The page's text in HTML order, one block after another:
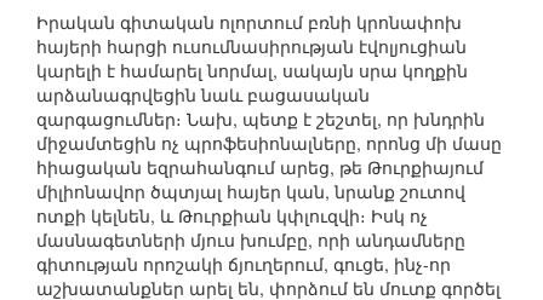
Իրական գիտական ոլորտում բռնի կրոնափոխ
հայերի հարցի ուսումնասիրության էվոլյուցիան
կարելի է համարել նորմալ, սակայն սրա կողքին
արձանագրվեցին նաև բացասական
զարգացումներ։ Նախ, պետք է շեշտել, որ խնդրին
միջամտեցին ոչ պրոֆեսիոնալները, որոնց մի մասը
հիացական եզրահանգում արեց, թե Թուրքիայում
միլիոնավոր ծպտյալ հայեր կան, նրանք շուտով
ոտքի կելնեն, և Թուրքիան կփլուզվի։ Իսկ ոչ
մասնագետների մյուս խումբը, որի անդամները
գիտության որոշակի ճյուղերում, գուցե, ինչ-որ
աշխատանքներ արել են, փորձում են մուտք գործել